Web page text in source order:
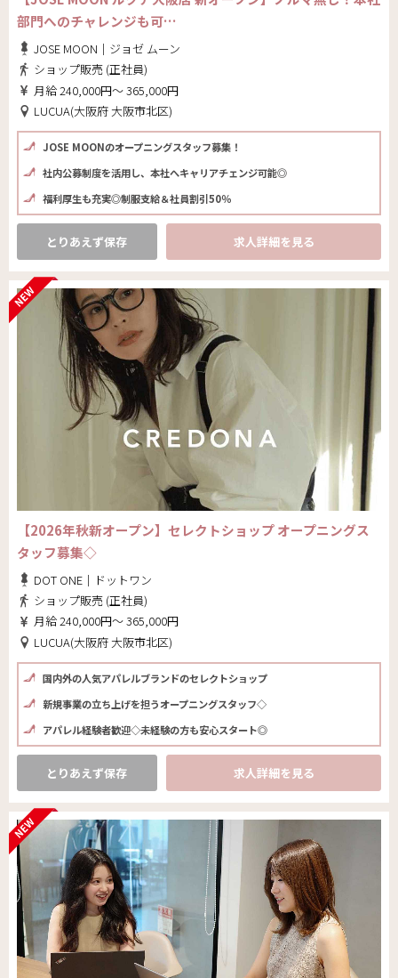
部門へのチャレンジも可…
JOSE MOON｜ジョゼ ムーン
ショップ販売 (正社員)
月給 240,000円～ 365,000円
LUCUA(大阪府 大阪市北区)
JOSE MOONのオープニングスタッフ募集！
社内公募制度を活用し、本社へキャリアチェンジ可能◎
福利厚生も充実◎制服支給＆社員割引50％
とりあえず保存 求人詳細を見る
【2026年秋新オープン】セレクトショップ オープニングス
タッフ募集◇
DOT ONE｜ドットワン
ショップ販売 (正社員)
月給 240,000円～ 365,000円
LUCUA(大阪府 大阪市北区)
国内外の人気アパレルブランドのセレクトショップ
新規事業の立ち上げを担うオープニングスタッフ◇
アパレル経験者歓迎◇未経験の方も安心スタート◎
とりあえず保存 求人詳細を見る